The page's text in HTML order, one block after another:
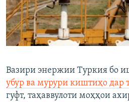
Вазири энержии Туркия бо
убур ва мурури киштиҳо дар
гуфт, таҳаввулоти моҳҳои